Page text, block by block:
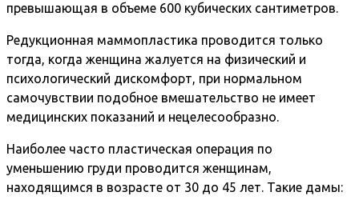
превышающая в объеме 600 кубических сантиметров.
Редукционная маммопластика проводится только
тогда, когда женщина жалуется на физический и
психологический дискомфорт, при нормальном
самочувствии подобное вмешательство не имеет
медицинских показаний и нецелесообразно.
Наиболее часто пластическая операция по
уменьшению груди проводится женщинам,
находящимся в возрасте от 30 до 45 лет. Такие дамы: